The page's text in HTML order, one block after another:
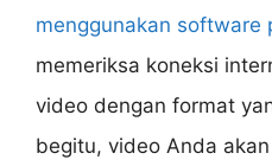
menggunakan software
memeriksa koneksi
video dengan format
begitu, video Anda